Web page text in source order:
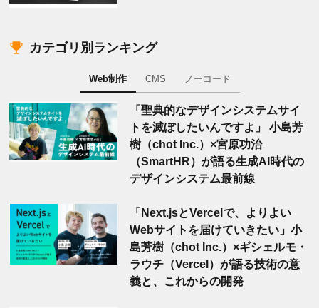
カテゴリ別ランキング
Web制作 CMS ノーコード
「聖典的なデザインシステムサイ
トを滅ぼしたいんですよ」 小島芳
樹（chot Inc.）×宮原功治
（SmartHR）が語る生成AI時代の
デザインシステム最前線
「Next.jsとVercelで、よりよい
Webサイトを届けていきたい」小
島芳樹（chot Inc.）×ギシェルモ・
ラウチ（Vercel）が語る技術の意
義と、これからの開発